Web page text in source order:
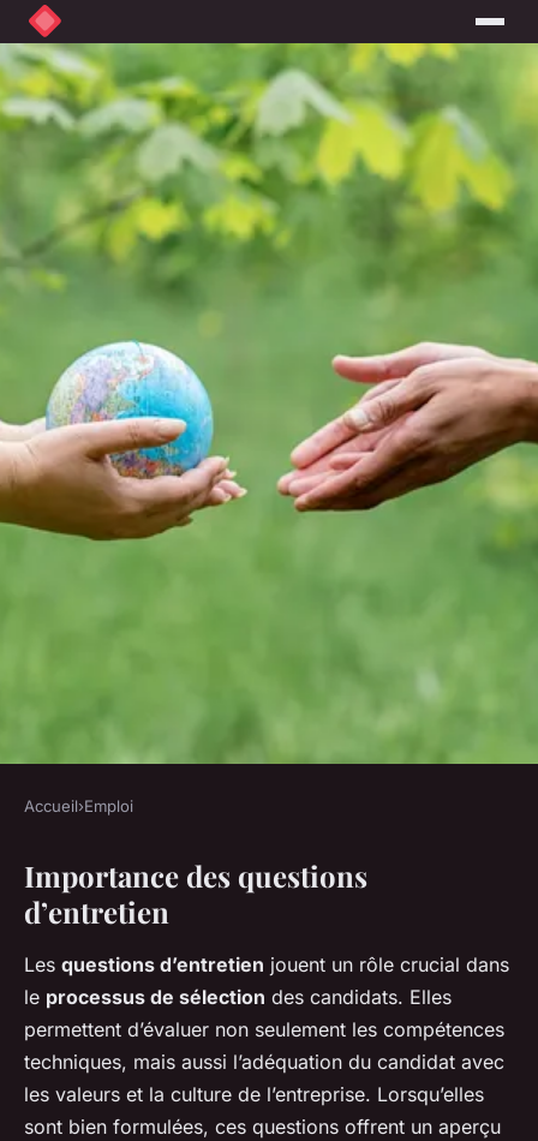
Questions essentielles à poser
en entretien d'embauche pour
évaluer efficacement un
candidat
Nino•26 avril 2025 •5 min de lecture
Accueil›Emploi
Importance des questions
d’entretien
Les questions d’entretien jouent un rôle crucial dans
le processus de sélection des candidats. Elles
permettent d’évaluer non seulement les compétences
techniques, mais aussi l’adéquation du candidat avec
les valeurs et la culture de l’entreprise. Lorsqu’elles
sont bien formulées, ces questions offrent un aperçu